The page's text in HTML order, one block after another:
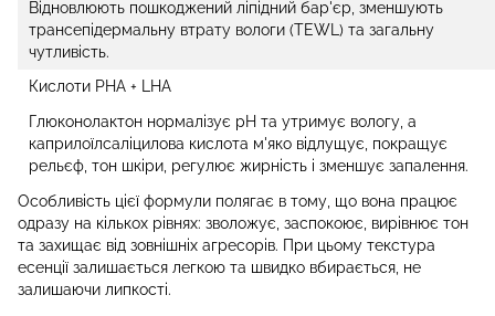
Відновлюють пошкоджений ліпідний бар'єр, зменшують
трансепідермальну втрату вологи (TEWL) та загальну
чутливість.
Кислоти PHA + LHA
Глюконолактон нормалізує pH та утримує вологу, а
каприлоїлсаліцилова кислота м'яко відлущує, покращує
рельєф, тон шкіри, регулює жирність і зменшує запалення.
Особливість цієї формули полягає в тому, що вона працює
одразу на кількох рівнях: зволожує, заспокоює, вирівнює тон
та захищає від зовнішніх агресорів. При цьому текстура
есенції залишається легкою та швидко вбирається, не
залишаючи липкості.